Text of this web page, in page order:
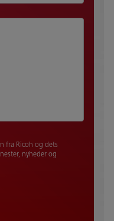
fra Ricoh og dets
nyheder og